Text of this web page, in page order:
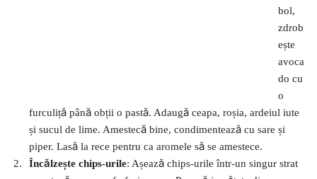
bol,
zdrob
ește
avoca
do cu
o
furculiță până obții o pastă. Adaugă ceapa, roșia, ardeiul iute
și sucul de lime. Amestecă bine, condimentează cu sare și
piper. Lasă la rece pentru ca aromele să se amestece.
Încălzește chips-urile: Așează chips-urile într-un singur strat